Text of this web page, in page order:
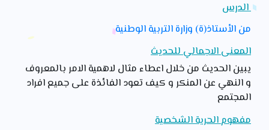
الدرس
من الأستاذ(ة) وزارة التربية الوطنية
المعنى الاجمالي للحديث
يبين الحديث من خلال اعطاء مثال لاهمية الامر بالمعروف
و النهي عن المنكر و كيف تعود الفائذة على جميع افراد
المجتمع
مفهوم الحرية الشخصية